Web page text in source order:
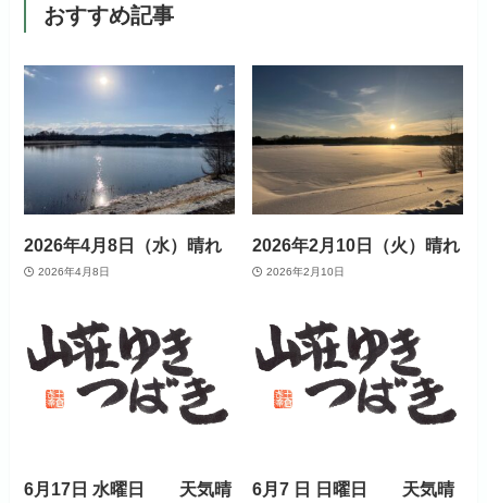
おすすめ記事
2026年4月8日（水）晴れ
2026年4月8日
2026年2月10日（火）晴れ
2026年2月10日
6月17日 水曜日 天気晴
6月7 日 日曜日 天気晴